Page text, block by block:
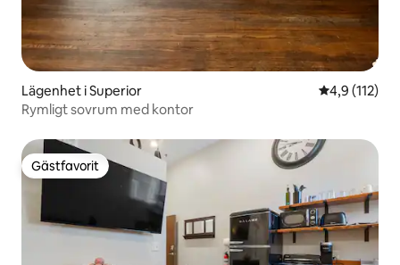
Lägenhet i Superior 4,9 av 5 i
4,9 (112)
Rymligt sovrum med kontor
Gästfavorit
Gästfavorit